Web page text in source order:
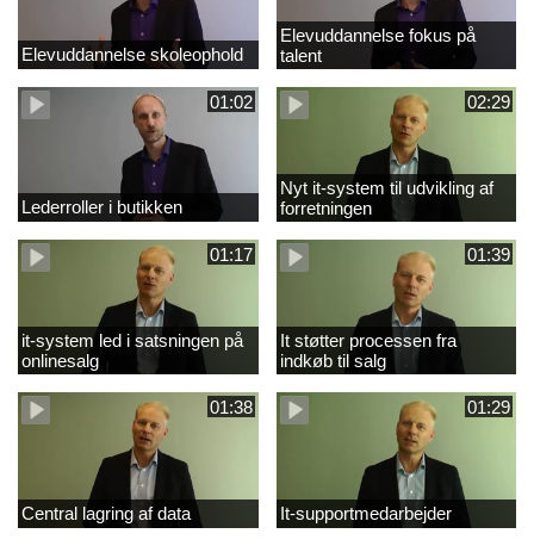
Elevuddannelse skoleophold
Elevuddannelse fokus på
talent
01:02
Lederroller i butikken
02:29
Nyt it-system til udvikling af
forretningen
01:17
it-system led i satsningen på
onlinesalg
01:39
It støtter processen fra
indkøb til salg
01:38
Central lagring af data
01:29
It-supportmedarbejder